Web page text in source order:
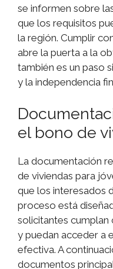
se informen sobre
que los requisitos
la región. Cumplir
abre la puerta a la
también es un paso
y la independencia
el bono de
La documentación
de viviendas para
que los interesados
proceso está
solicitantes
y puedan acceder a
efectiva. A
documentos